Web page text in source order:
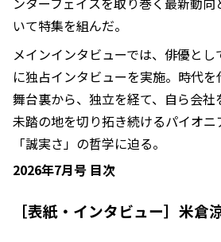
いて特集を組んだ。
メインインタビューでは、俳優と
に独占インタビューを実施。時代
舞台裏から、独立を経て、自ら会
未踏の地を切り拓き続けるパイオニ
「誠実さ」の哲学に迫る。
2026年7月号 目次
［表紙・インタビュー］米倉